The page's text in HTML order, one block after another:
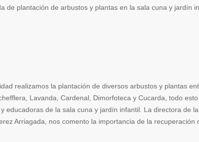
de plantación de arbustos y plantas en la sala cuna y jardín
realizamos la plantación de diversos arbustos y plantas
Lavanda, Cardenal, Dimorfoteca y Cucarda, todo
educadoras de la sala cuna y jardín infantil. La directora de
Arriagada, nos comento la importancia de la recuperación